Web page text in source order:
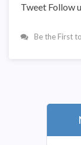
Tweet Follow
Be the First